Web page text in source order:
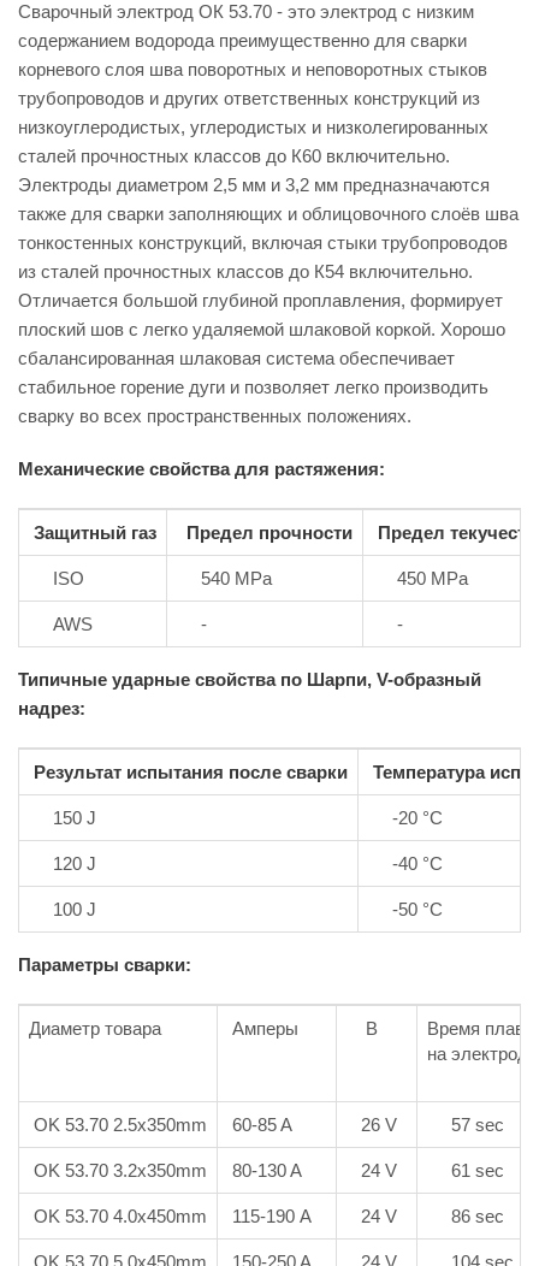
Сварочный электрод ОК 53.70 - это электрод с низким
содержанием водорода преимущественно для сварки
корневого слоя шва поворотных и неповоротных стыков
трубопроводов и других ответственных конструкций из
низкоуглеродистых, углеродистых и низколегированных
сталей прочностных классов до К60 включительно.
Электроды диаметром 2,5 мм и 3,2 мм предназначаются
также для сварки заполняющих и облицовочного слоёв шва
тонкостенных конструкций, включая стыки трубопроводов
из сталей прочностных классов до К54 включительно.
Отличается большой глубиной проплавления, формирует
плоский шов с легко удаляемой шлаковой коркой. Хорошо
сбалансированная шлаковая система обеспечивает
стабильное горение дуги и позволяет легко производить
сварку во всех пространственных положениях.
Механические свойства для растяжения:
Защитный газ Предел прочности Предел текучести
ISO 540 MPa 450 MPa
AWS - -
Типичные ударные свойства по Шарпи, V-образный
надрез:
Результат испытания после сварки Температура
150 J -20 °C
120 J -40 °C
100 J -50 °C
Параметры сварки:
Диаметр товара Амперы В
Время
на электрод
OK 53.70 2.5x350mm 60-85 A 26 V 57 sec
OK 53.70 3.2x350mm 80-130 A 24 V 61 sec
OK 53.70 4.0x450mm 115-190 A 24 V 86 sec
OK 53.70 5.0x450mm 150-250 A 24 V 104 sec